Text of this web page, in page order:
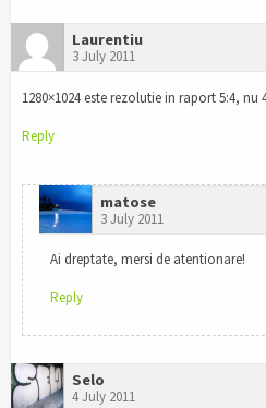
Laurentiu
3 July 2011
1280×1024 este rezolutie in raport 5:4,
Reply
matose
3 July 2011
Ai dreptate, mersi de atentionare!
Reply
Selo
4 July 2011